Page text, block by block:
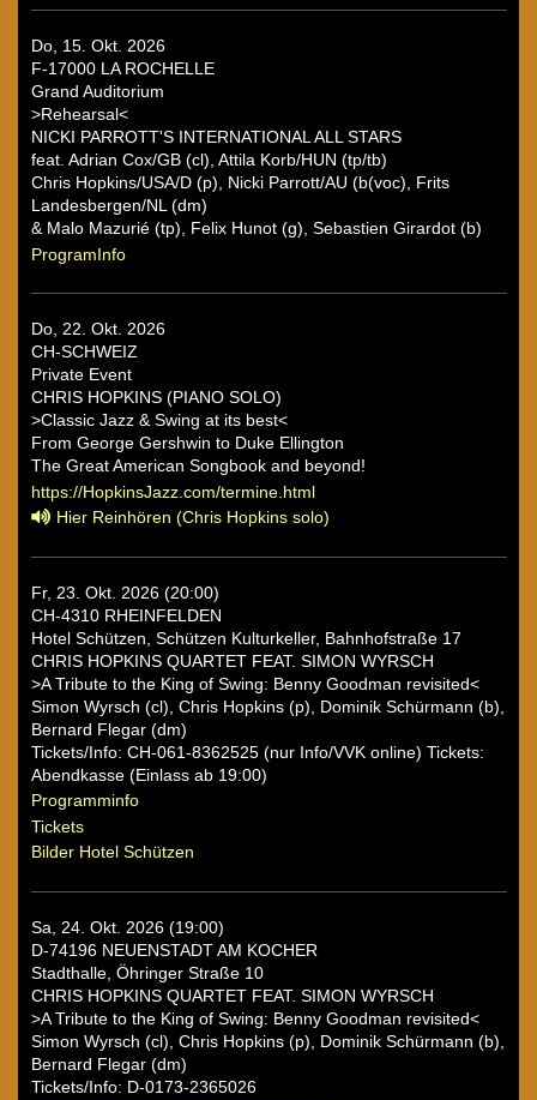
Do, 15. Okt. 2026
F-17000 LA ROCHELLE
Grand Auditorium
>Rehearsal<
NICKI PARROTT'S INTERNATIONAL ALL STARS
feat. Adrian Cox/GB (cl), Attila Korb/HUN (tp/tb)
Chris Hopkins/USA/D (p), Nicki Parrott/AU (b(voc), Frits
Landesbergen/NL (dm)
& Malo Mazurié (tp), Felix Hunot (g), Sebastien Girardot (b)
ProgramInfo
Do, 22. Okt. 2026
CH-SCHWEIZ
Private Event
CHRIS HOPKINS (PIANO SOLO)
>Classic Jazz & Swing at its best<
From George Gershwin to Duke Ellington
The Great American Songbook and beyond!
https://HopkinsJazz.com/termine.html
Hier Reinhören (Chris Hopkins solo)
Fr, 23. Okt. 2026 (20:00)
CH-4310 RHEINFELDEN
Hotel Schützen, Schützen Kulturkeller, Bahnhofstraße 17
CHRIS HOPKINS QUARTET FEAT. SIMON WYRSCH
>A Tribute to the King of Swing: Benny Goodman revisited<
Simon Wyrsch (cl), Chris Hopkins (p), Dominik Schürmann (b),
Bernard Flegar (dm)
Tickets/Info: CH-061-8362525 (nur Info/VVK online) Tickets:
Abendkasse (Einlass ab 19:00)
Programminfo
Tickets
Bilder Hotel Schützen
Sa, 24. Okt. 2026 (19:00)
D-74196 NEUENSTADT AM KOCHER
Stadthalle, Öhringer Straße 10
CHRIS HOPKINS QUARTET FEAT. SIMON WYRSCH
>A Tribute to the King of Swing: Benny Goodman revisited<
Simon Wyrsch (cl), Chris Hopkins (p), Dominik Schürmann (b),
Bernard Flegar (dm)
Tickets/Info: D-0173-2365026